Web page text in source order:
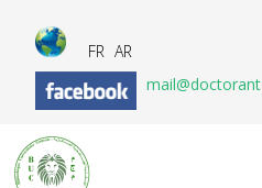
FR AR
mail@doctorant